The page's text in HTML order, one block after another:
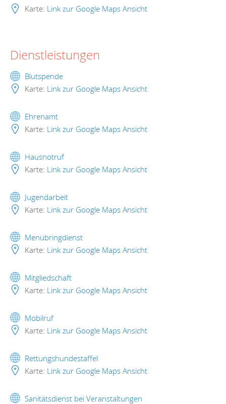
Karte: Link zur Google Maps Ansicht
Dienstleistungen
Blutspende
Karte: Link zur Google Maps Ansicht
Ehrenamt
Karte: Link zur Google Maps Ansicht
Hausnotruf
Karte: Link zur Google Maps Ansicht
Jugendarbeit
Karte: Link zur Google Maps Ansicht
Menübringdienst
Karte: Link zur Google Maps Ansicht
Mitgliedschaft
Karte: Link zur Google Maps Ansicht
Mobilruf
Karte: Link zur Google Maps Ansicht
Rettungshundestaffel
Karte: Link zur Google Maps Ansicht
Sanitätsdienst bei Veranstaltungen